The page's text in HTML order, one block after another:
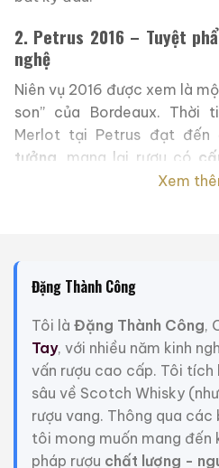
2. Petrus 2016 – Tuyệt
nghệ
Niên vụ 2016 được xem là
son” của Bordeaux. Thời
Merlot tại Petrus đạt đến
tưởng , mang lại rượu có
thơm sâu sắc và độ cân
Giống nho:100% Merlot
Nồng độ:14.5%
Ủ rượu:20–22 tháng trong
Dung tích:
1500ml
Từng giọt Petrus 2016 đều
Xem
Đặng Thành Công
Tôi là Đặng Thành Công,
Tay, với nhiều năm kinh
vấn rượu cao cấp. Tôi tích
sâu về Scotch Whisky
rượu vang. Thông qua
tôi mong muốn mang đến
pháp rượu chất lượng -